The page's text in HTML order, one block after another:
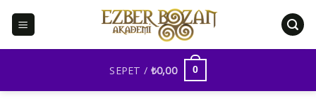
SEPET / ₺0,00 0